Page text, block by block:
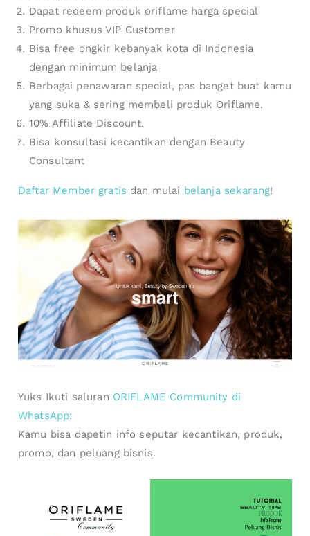
Dapat redeem produk oriflame harga special
Promo khusus VIP Customer
Bisa free ongkir kebanyak kota di Indonesia
dengan minimum belanja
Berbagai penawaran special, pas banget buat kamu
yang suka & sering membeli produk Oriflame.
10% Affiliate Discount.
Bisa konsultasi kecantikan dengan Beauty
Consultant
Daftar Member gratis dan mulai belanja sekarang!
Yuks Ikuti saluran ORIFLAME Community di
WhatsApp:
Kamu bisa dapetin info seputar kecantikan, produk,
promo, dan peluang bisnis.